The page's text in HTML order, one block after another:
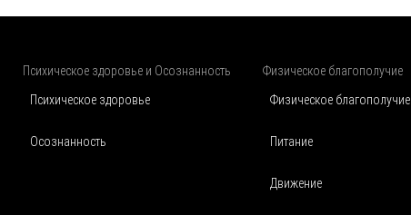
Психическое здоровье и Осознанность
Психическое здоровье
Осознанность
Физическое благополучие
Физическое благополучие
Питание
Движение